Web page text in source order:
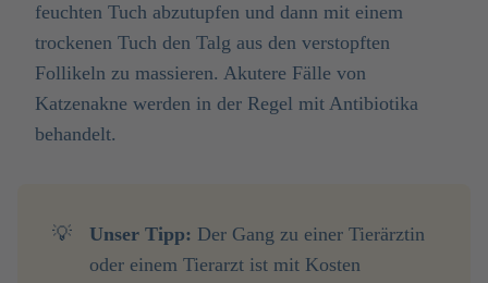
feuchten Tuch abzutupfen und dann mit einem
trockenen Tuch den Talg aus den verstopften
Follikeln zu massieren. Akutere Fälle von
Katzenakne werden in der Regel mit Antibiotika
behandelt.
💡 Unser Tipp: Der Gang zu einer Tierärztin
oder einem Tierarzt ist mit Kosten